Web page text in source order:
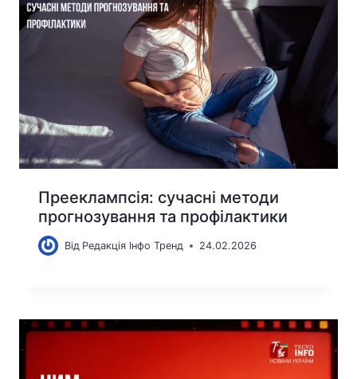
Прееклампсія: сучасні методи
прогнозування та профілактики
Від Редакція Інфо Тренд 24.02.2026